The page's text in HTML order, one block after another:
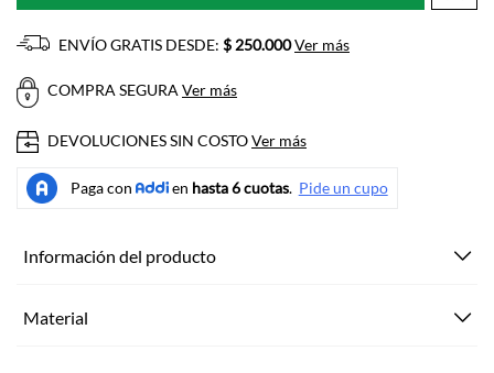
ENVÍO GRATIS DESDE: $ 250.000Ver más
COMPRA SEGURAVer más
DEVOLUCIONES SIN COSTOVer más
Información del producto
Material